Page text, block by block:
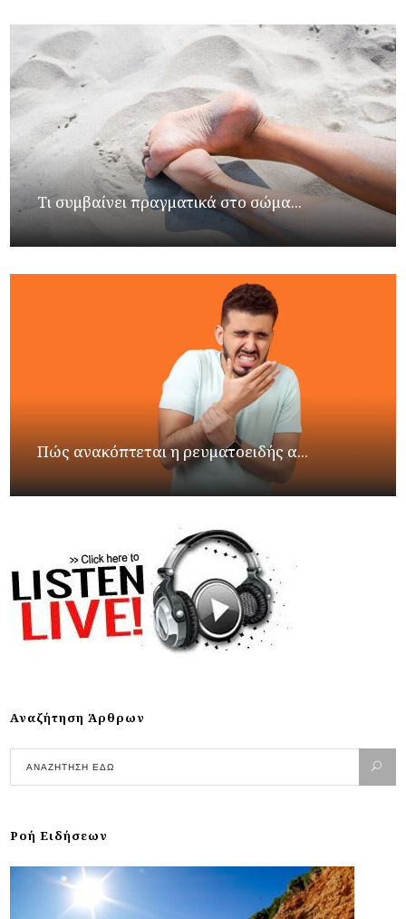
Τι συμβαίνει πραγματικά στο σώμα...
Πώς ανακόπτεται η ρευματοειδής α...
Αναζήτηση Άρθρων
Ροή Ειδήσεων